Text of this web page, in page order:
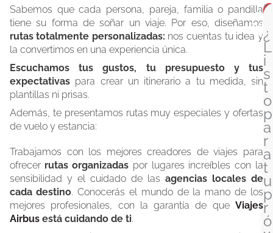
Sabemos que cada persona, pareja, familia o pandilla
tiene su forma de soñar un viaje. Por eso, diseñamos
rutas totalmente personalizadas: nos cuentas tu idea y
la convertimos en una experiencia única.
Escuchamos tus gustos, tu presupuesto y tus
expectativas para crear un itinerario a tu medida, sin
plantillas ni prisas.
Además, te presentamos rutas muy especiales y ofertas
de vuelo y estancia:
Trabajamos con los mejores creadores de viajes para
ofrecer rutas organizadas por lugares increíbles con la
sensibilidad y el cuidado de las agencias locales de
cada destino. Conocerás el mundo de la mano de los
mejores profesionales, con la garantía de que Viajes
Airbus está cuidando de ti.
P
á
g
i
a
P
á
g
i
a
P
d
e
u
n
a
c
i
t
a
y
v
e
n
a
v
¿
L
i
s
t
o
p
a
r
a
t
u
p
r
ó